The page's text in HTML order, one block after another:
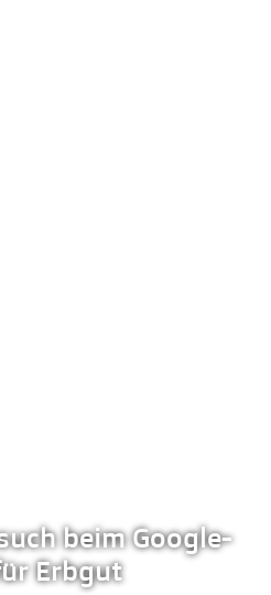
beim Google-
Erbgut